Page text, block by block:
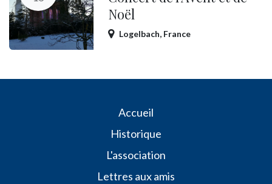
Noël
Logelbach, France
​​​​Accueil
Historique
L'association
Lettres aux amis